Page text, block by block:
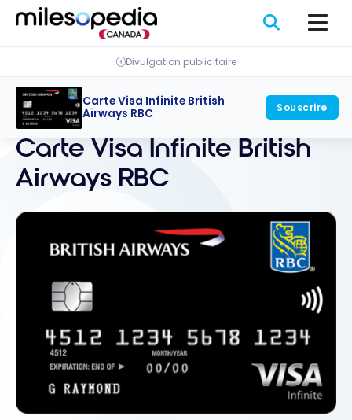
Panneau de gestion des cookies
Passer
Divulgation publicitaire
Retour
Carte Visa Infinite British
Airways RBC
Carte Visa Infinite British
Airways RBC
Souscrire